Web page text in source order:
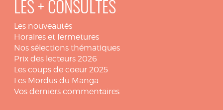
LES + CONSULTÉS
Les nouveautés
Horaires et fermetures
Nos sélections thématiques
Prix des lecteurs 2026
Les coups de coeur 2025
Les Mordus du Manga
Vos derniers commentaires